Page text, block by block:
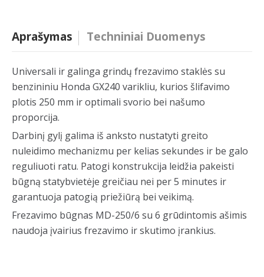
Aprašymas Techniniai Duomenys
Universali ir galinga grindų frezavimo staklės su
benzininiu Honda GX240 varikliu, kurios šlifavimo
plotis 250 mm ir optimali svorio bei našumo
proporcija.
Darbinį gylį galima iš anksto nustatyti greito
nuleidimo mechanizmu per kelias sekundes ir be galo
reguliuoti ratu. Patogi konstrukcija leidžia pakeisti
būgną statybvietėje greičiau nei per 5 minutes ir
garantuoja patogią priežiūrą bei veikimą.
Frezavimo būgnas MD-250/6 su 6 grūdintomis ašimis
naudoja įvairius frezavimo ir skutimo įrankius.